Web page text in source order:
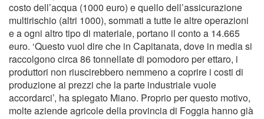
costo dell’acqua (1000 euro) e quello dell’assicurazione
multirischio (altri 1000), sommati a tutte le altre operazioni
e a ogni altro tipo di materiale, portano il conto a 14.665
euro. ‘Questo vuol dire che in Capitanata, dove in media si
raccolgono circa 86 tonnellate di pomodoro per ettaro, i
produttori non riuscirebbero nemmeno a coprire i costi di
produzione ai prezzi che la parte industriale vuole
accordarci’, ha spiegato Miano. Proprio per questo motivo,
molte aziende agricole della provincia di Foggia hanno già